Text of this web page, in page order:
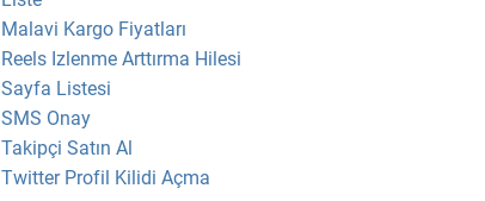
Malavi Kargo Fiyatları
Reels Izlenme Arttırma Hilesi
Sayfa Listesi
SMS Onay
Takipçi Satın Al
Twitter Profil Kilidi Açma